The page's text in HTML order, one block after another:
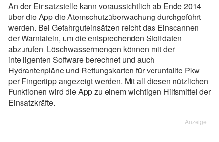
An der Einsatzstelle kann voraussichtlich ab Ende 2014
über die App die Atemschutzüberwachung durchgeführt
werden. Bei Gefahrguteinsätzen reicht das Einscannen
der Warntafeln, um die entsprechenden Stoffdaten
abzurufen. Löschwassermengen können mit der
intelligenten Software berechnet und auch
Hydrantenpläne und Rettungskarten für verunfallte Pkw
per Fingertipp angezeigt werden. Mit all diesen nützlichen
Funktionen wird die App zu einem wichtigen Hilfsmittel der
Einsatzkräfte.
Anzeige